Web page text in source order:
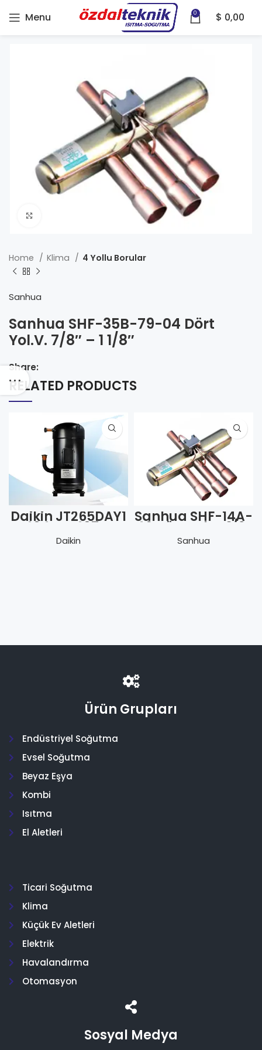
Menu 0 $ 0,00
Home Klima 4 Yollu Borular
Sanhua
Sanhua SHF-35B-79-04 Dört
Yol.V. 7/8″ – 1 1/8″
Share:
RELATED PRODUCTS
Daikin JT265DAY1
R404A – 407C –
134a
Daikin
Sanhua SHF-14A-
46 Dört Yol.V. 1/2″
– 3/4″
Sanhua
Ürün Grupları
Endüstriyel Soğutma
Evsel Soğutma
Beyaz Eşya
Kombi
Isıtma
El Aletleri
Ticari Soğutma
Klima
Küçük Ev Aletleri
Elektrik
Havalandırma
Otomasyon
Sosyal Medya